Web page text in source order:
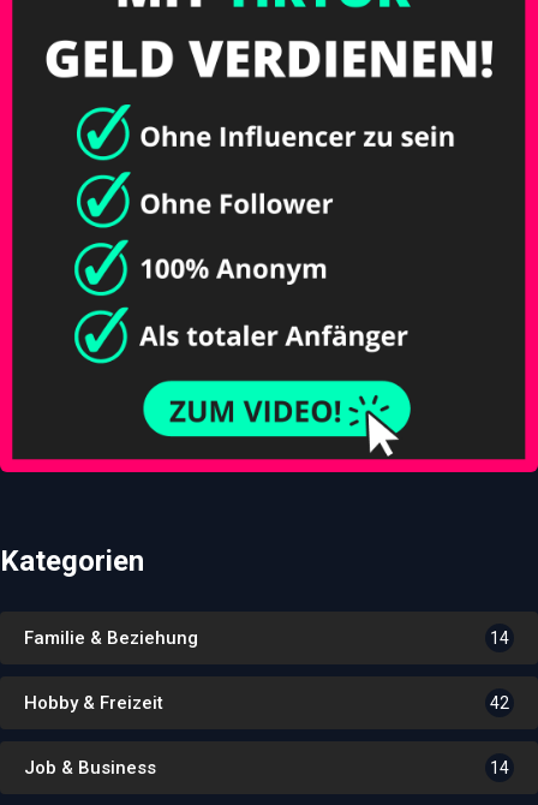
Kategorien
Familie & Beziehung 14
Hobby & Freizeit 42
Job & Business 14